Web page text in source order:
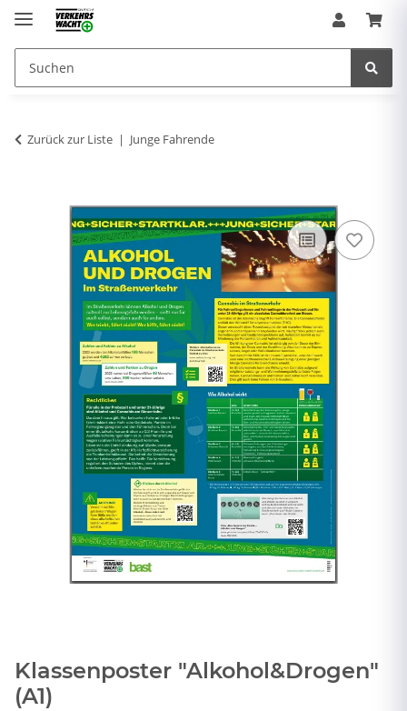
Zurück zur Liste Junge Fahrende
Klassenposter "Alkohol&Drogen"
(A1)